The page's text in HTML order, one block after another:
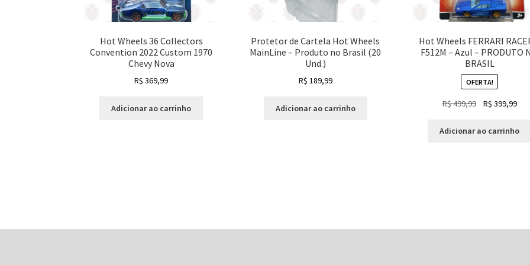
Hot Wheels 36 Collectors
Convention 2022 Custom 1970
Chevy Nova
R$ 369,99
Adicionar ao carrinho
Protetor de Cartela Hot Wheels
MainLine – Produto no Brasil (20
Und.)
R$ 189,99
Adicionar ao carrinho
Hot Wheels FERRARI
F512M – Azul – PRODUTO
BRASIL
OFERTA!
R$499,99
original
R$ 399,99O
atual
Adicionar ao carrinho